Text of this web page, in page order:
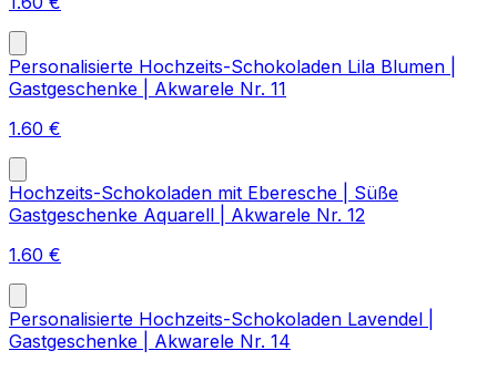
Personalisierte Hochzeits-Schokoladen Lila Blumen |
Gastgeschenke | Akwarele Nr. 11
1.60 €
Hochzeits-Schokoladen mit Eberesche | Süße
Gastgeschenke Aquarell | Akwarele Nr. 12
1.60 €
Personalisierte Hochzeits-Schokoladen Lavendel |
Gastgeschenke | Akwarele Nr. 14